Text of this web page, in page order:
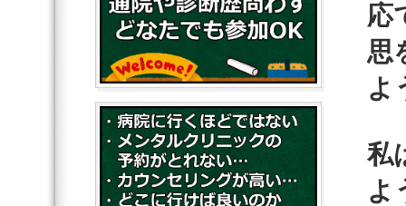
応
思
よ
私
よ